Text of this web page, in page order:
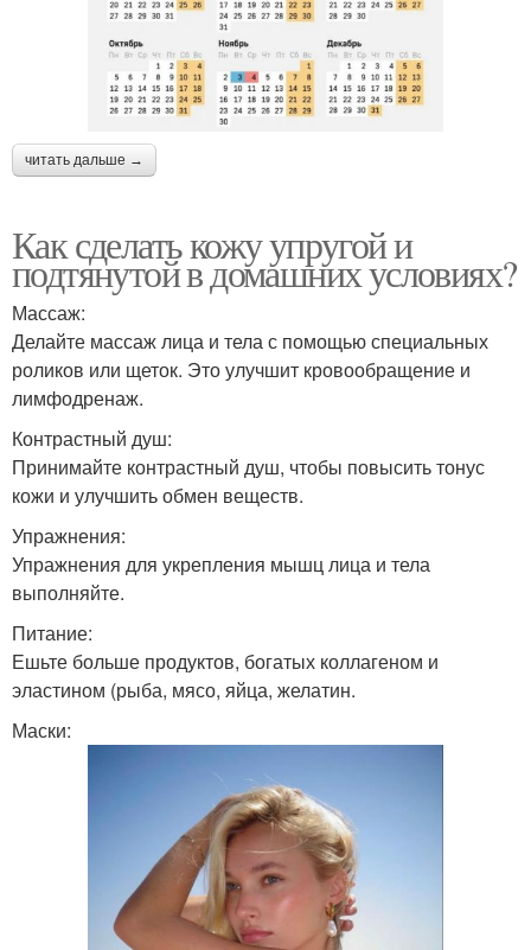
читать дальше →
Как сделать кожу упругой и
подтянутой в домашних условиях?
Массаж:
Делайте массаж лица и тела с помощью специальных
роликов или щеток. Это улучшит кровообращение и
лимфодренаж.
Контрастный душ:
Принимайте контрастный душ, чтобы повысить тонус
кожи и улучшить обмен веществ.
Упражнения:
Упражнения для укрепления мышц лица и тела
выполняйте.
Питание:
Ешьте больше продуктов, богатых коллагеном и
эластином (рыба, мясо, яйца, желатин.
Маски: